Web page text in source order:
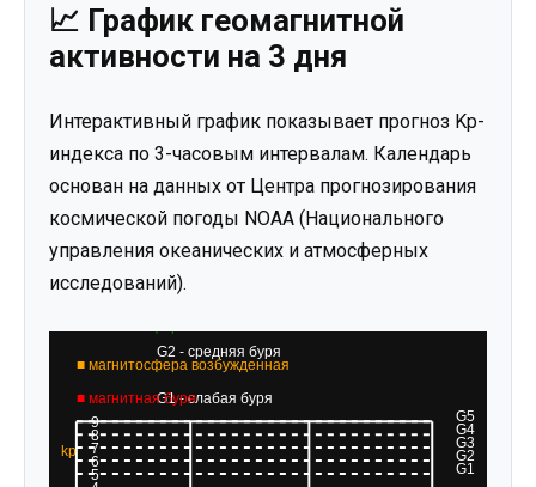
📈 График геомагнитной
активности на 3 дня
Интерактивный график показывает прогноз Kp-
индекса по 3-часовым интервалам. Календарь
основан на данных от Центра прогнозирования
космической погоды NOAA (Национального
управления океанических и атмосферных
исследований).